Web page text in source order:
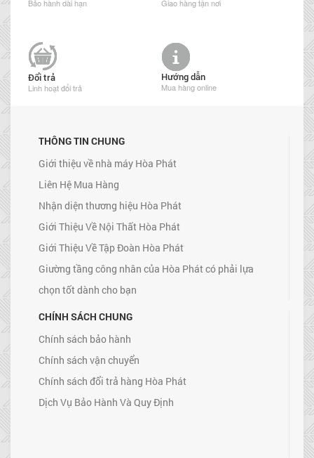
Bảo hành dài hạn Giao hàng tận nơi
Đổi trả
Linh hoạt đổi trả
Hướng dẫn
Mua hàng online
THÔNG TIN CHUNG
Giới thiệu về nhà máy Hòa Phát
Liên Hệ Mua Hàng
Nhận diện thương hiệu Hòa Phát
Giới Thiệu Về Nội Thất Hòa Phát
Giới Thiệu Về Tập Đoàn Hòa Phát
Giường tầng công nhân của Hòa Phát có phải lựa
chọn tốt dành cho bạn
CHÍNH SÁCH CHUNG
Chính sách bảo hành
Chính sách vận chuyển
Chính sách đổi trả hàng Hòa Phát
Dịch Vụ Bảo Hành Và Quy Định